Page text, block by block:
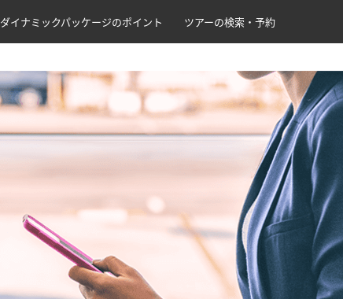
ダイナミックパッケージのポイント ツアーの検索・予約